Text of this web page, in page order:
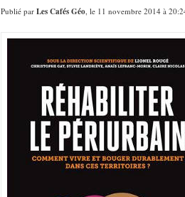
Publié par Les Cafés Géo, le 11 novembre 2014 à